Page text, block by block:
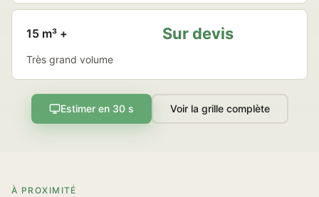
15 m³ + Sur devis
Très grand volume
Estimer en 30 s Voir la grille complète
À PROXIMITÉ